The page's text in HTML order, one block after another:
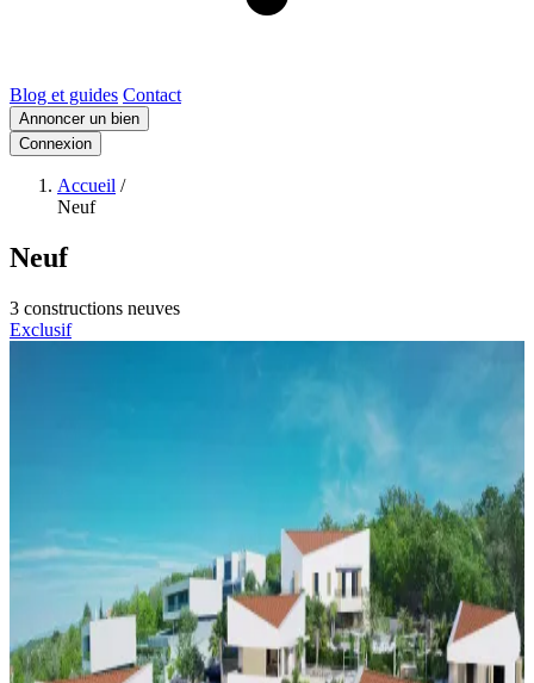
Blog et guides Contact
Annoncer un bien
Connexion
Accueil /
Neuf
Neuf
3 constructions neuves
Exclusif